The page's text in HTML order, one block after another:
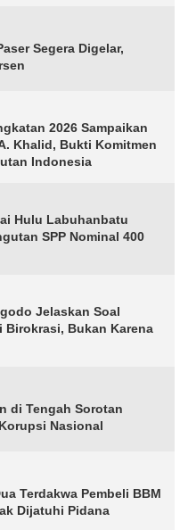
Segera Digelar,
2026 Sampaikan
Khalid, Bukti Komitmen
Indonesia
Hulu Labuhanbatu
SPP Nominal 400
Jelaskan Soal
Birokrasi, Bukan Karena
di Tengah Sorotan
Nasional
Terdakwa Pembeli BBM
Dijatuhi Pidana